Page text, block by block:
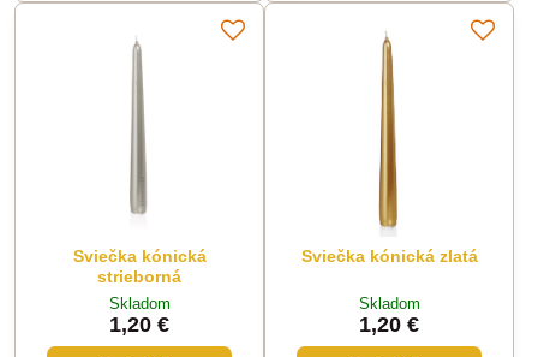
Sviečka kónická
strieborná
Skladom
1,20 €
Sviečka kónická zlatá
Skladom
1,20 €